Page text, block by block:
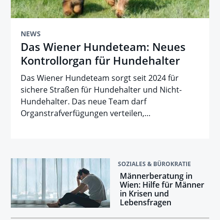
NEWS
Das Wiener Hundeteam: Neues
Kontrollorgan für Hundehalter
Das Wiener Hundeteam sorgt seit 2024 für
sichere Straßen für Hundehalter und Nicht-
Hundehalter. Das neue Team darf
Organstrafverfügungen verteilen,…
SOZIALES & BÜROKRATIE
Männerberatung in
Wien: Hilfe für Männer
in Krisen und
Lebensfragen